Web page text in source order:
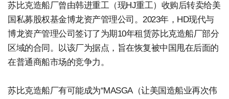
苏比克造船厂曾由韩进重工（现HJ重工）收购后转卖给美
国私募股权基金博龙资产管理公司。2023年，HD现代与
博龙资产管理公司签订了为期10年租赁苏比克造船厂部分
区域的合同。以该厂为据点，旨在恢复被中国甩在后面的
在普通商船市场的竞争力。
苏比克造船厂有可能成为“MASGA（让美国造船业再次伟